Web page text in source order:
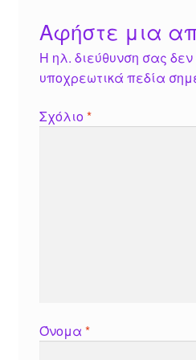
Αφήστε μια
Η ηλ. διεύθυνση σας δεν
υποχρεωτικά πεδία
Σχόλιο*
Όνομα *